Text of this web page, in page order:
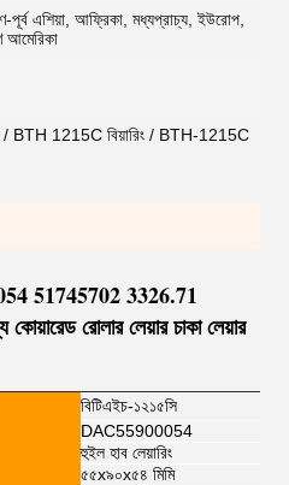
পূর্ব এশিয়া, আফ্রিকা, মধ্যপ্রাচ্য, ইউরোপ,
আমেরিকা
/ BTH 1215C বিয়ারিং / BTH-1215C
51745702 3326.71
রোলার লেয়ার চাকা লেয়ার
বিটিএইচ-১২১৫সি
DAC55900054
হুইল হাব লেয়ারিং
৫৫x৯০x৫৪ মিমি